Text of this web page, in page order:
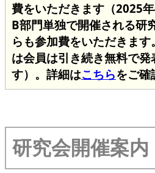
費をいただきます（2025
B部門単独で開催される研
らも参加費をいただきま
は会員は引き続き無料で発
す）。詳細はこちらをご確
研究会開催案内